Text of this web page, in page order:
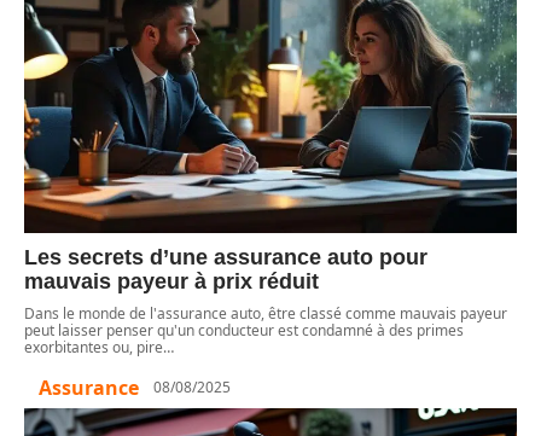
Les secrets d’une assurance auto pour
mauvais payeur à prix réduit
Dans le monde de l'assurance auto, être classé comme mauvais payeur
peut laisser penser qu'un conducteur est condamné à des primes
exorbitantes ou, pire…
Assurance 08/08/2025